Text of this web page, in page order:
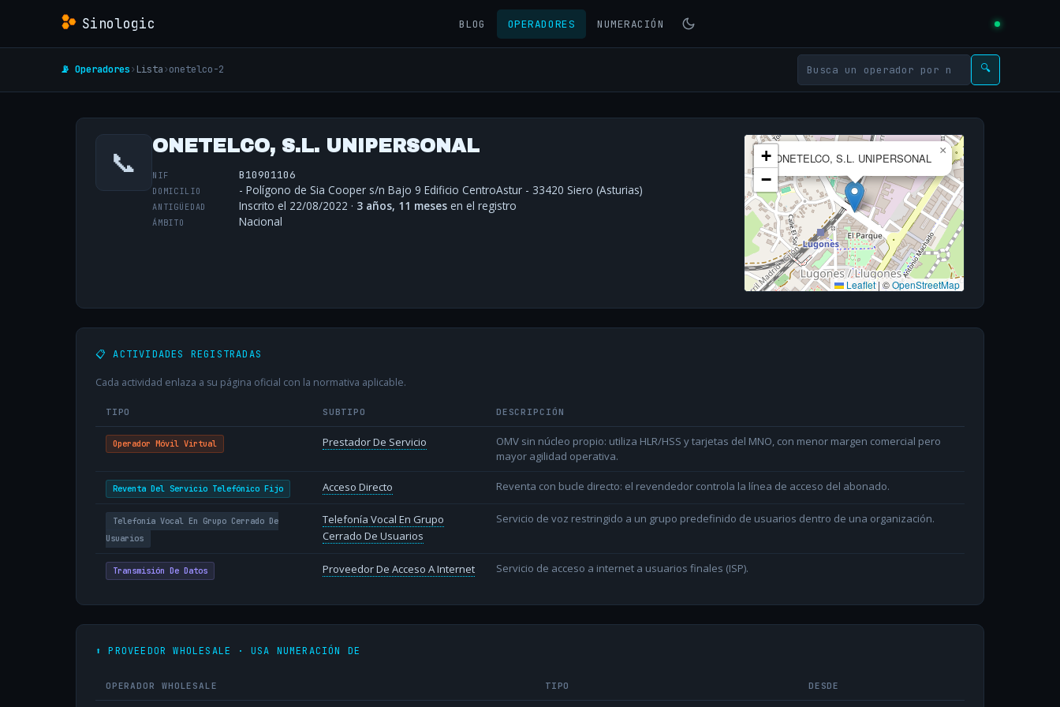
Sinologic BLOG OPERADORES NUMERACIÓN
📡 Operadores› Lista›onetelco-2 🔍
📞 ONETELCO, S.L. UNIPERSONAL
NIF B10901106
DOMICILIO - Polígono de Sia Cooper s/n Bajo 9 Edificio CentroAstur - 33420 Siero (Asturias)
ANTIGÜEDAD Inscrito el 22/08/2022 · 3 años, 11 meses en el registro
ÁMBITO Nacional
ONETELCO, S.L. UNIPERSONAL
×
+
−
Leaflet|©OpenStreetMap
📋 ACTIVIDADES REGISTRADAS
Cada actividad enlaza a su página oficial con la normativa aplicable.
TIPO SUBTIPO DESCRIPCIÓN
Operador Móvil Virtual Prestador De Servicio
OMV sin núcleo propio: utiliza HLR/HSS y tarjetas del MNO, con menor margen comercial pero
mayor agilidad operativa.
Reventa Del Servicio Telefónico Fijo Acceso Directo Reventa con bucle directo: el revendedor controla la línea de acceso del abonado.
Telefonía Vocal En Grupo Cerrado De
Usuarios
Telefonía Vocal En Grupo
Cerrado De Usuarios
Servicio de voz restringido a un grupo predefinido de usuarios dentro de una organización.
Transmisión De Datos Proveedor De Acceso A Internet Servicio de acceso a internet a usuarios finales (ISP).
⬆️ PROVEEDOR WHOLESALE · USA NUMERACIÓN DE
OPERADOR WHOLESALE TIPO DESDE